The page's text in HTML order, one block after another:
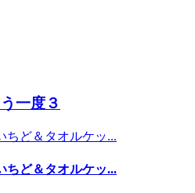
一度３
ちど＆タオルケッ...
ちど＆タオルケッ...